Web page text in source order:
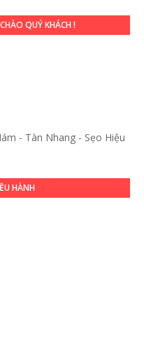
QUÝ KHÁCH !
- Tàn Nhang - Sẹo Hiệu
HÀNH